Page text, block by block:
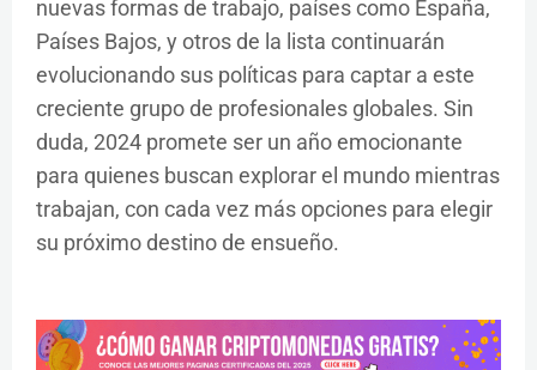
nuevas formas de trabajo, países como España,
Países Bajos, y otros de la lista continuarán
evolucionando sus políticas para captar a este
creciente grupo de profesionales globales. Sin
duda, 2024 promete ser un año emocionante
para quienes buscan explorar el mundo mientras
trabajan, con cada vez más opciones para elegir
su próximo destino de ensueño.